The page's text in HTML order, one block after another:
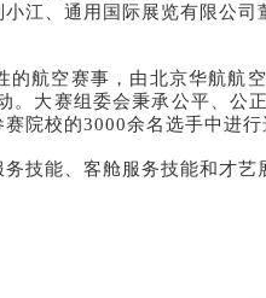
江、通用国际展览有限公
航空赛事，由北京华航
。大赛组委会秉承公平、
院校的3000余名选手中进
技能、客舱服务技能和才